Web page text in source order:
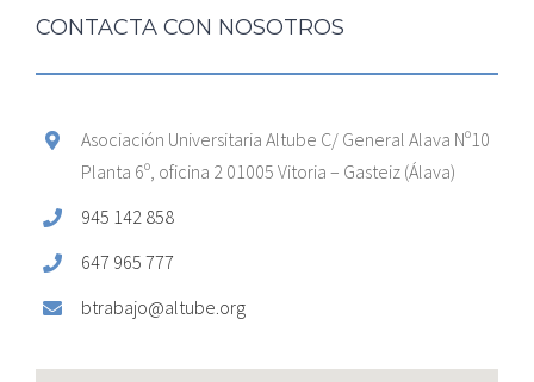
CONTACTA CON NOSOTROS
Asociación Universitaria Altube C/ General Alava Nº10
Planta 6º, oficina 2 01005 Vitoria – Gasteiz (Álava)
945 142 858
647 965 777
btrabajo@altube.org